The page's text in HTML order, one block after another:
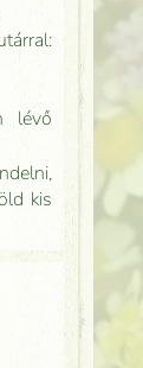
lévő
kis